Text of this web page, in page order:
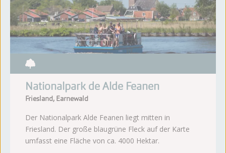
Nationalpark de Alde Feanen
Friesland, Earnewald
Der Nationalpark Alde Feanen liegt mitten in
Friesland. Der große blaugrüne Fleck auf der Karte
umfasst eine Fläche von ca. 4000 Hektar.